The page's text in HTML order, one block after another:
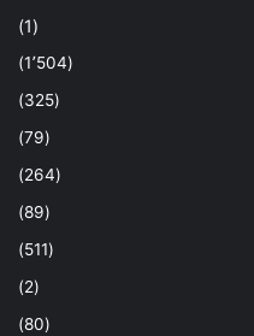
(1)
(1٬504)
(325)
(79)
(264)
(89)
(511)
(2)
(80)